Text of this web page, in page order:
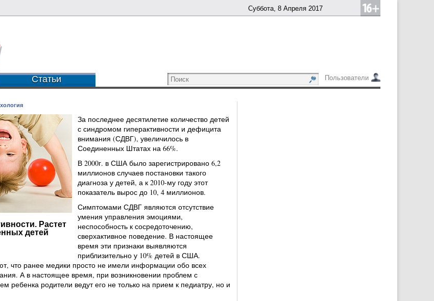
Суббота, 8 Апреля 2017
Пользователи
Статьи
Растет
детей
За последнее десятилетие количество детей
с синдромом гиперактивности и дефицита
внимания (СДВГ), увеличилось в
Соединенных Штатах на 66%.
В 2000г. в США было зарегистрировано 6,2
миллионов случаев постановки такого
диагноза у детей, а к 2010-му году этот
показатель вырос до 10, 4 миллионов.
Симптомами СДВГ являются отсутствие
умения управления эмоциями,
неспособность к сосредоточению,
сверхактивное поведение. В настоящее
время эти признаки выявляются
приблизительно у 10% детей в США.
что ранее медики просто не имели информации обо всех
А в настоящее время, при возникновении проблем с
ребенка родители ведут его не только на прием к педиатру, но и